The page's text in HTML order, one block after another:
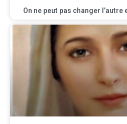
On ne peut pas changer l’autre